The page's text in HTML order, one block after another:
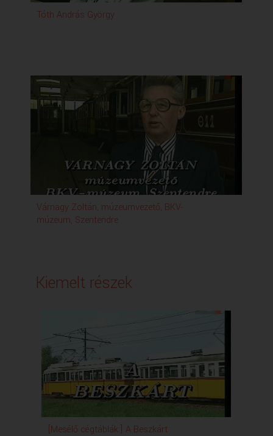
Tóth András György
Várnagy Zoltán, múzeumvezető, BKV-
múzeum, Szentendre
Kiemelt részek
[Mesélő cégtáblák:] A Beszkárt